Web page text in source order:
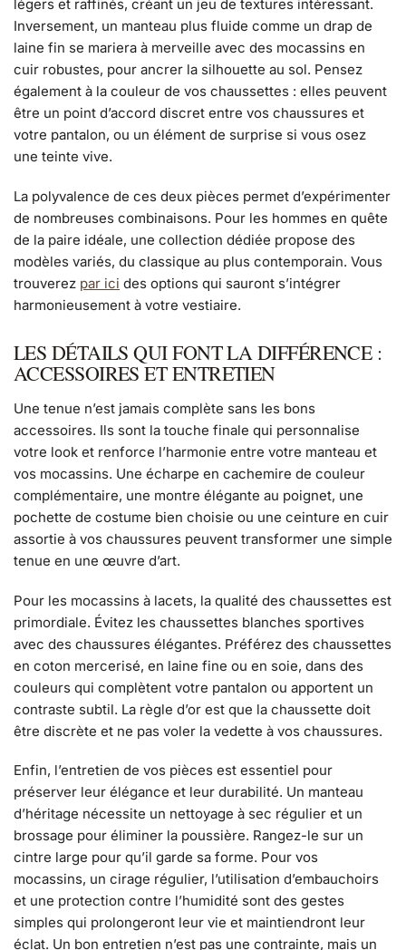
légers et raffinés, créant un jeu de textures intéressant.
Inversement, un manteau plus fluide comme un drap de
laine fin se mariera à merveille avec des mocassins en
cuir robustes, pour ancrer la silhouette au sol. Pensez
également à la couleur de vos chaussettes : elles peuvent
être un point d’accord discret entre vos chaussures et
votre pantalon, ou un élément de surprise si vous osez
une teinte vive.
La polyvalence de ces deux pièces permet d’expérimenter
de nombreuses combinaisons. Pour les hommes en quête
de la paire idéale, une collection dédiée propose des
modèles variés, du classique au plus contemporain. Vous
trouverez par ici des options qui sauront s’intégrer
harmonieusement à votre vestiaire.
LES DÉTAILS QUI FONT LA DIFFÉRENCE :
ACCESSOIRES ET ENTRETIEN
Une tenue n’est jamais complète sans les bons
accessoires. Ils sont la touche finale qui personnalise
votre look et renforce l’harmonie entre votre manteau et
vos mocassins. Une écharpe en cachemire de couleur
complémentaire, une montre élégante au poignet, une
pochette de costume bien choisie ou une ceinture en cuir
assortie à vos chaussures peuvent transformer une simple
tenue en une œuvre d’art.
Pour les mocassins à lacets, la qualité des chaussettes est
primordiale. Évitez les chaussettes blanches sportives
avec des chaussures élégantes. Préférez des chaussettes
en coton mercerisé, en laine fine ou en soie, dans des
couleurs qui complètent votre pantalon ou apportent un
contraste subtil. La règle d’or est que la chaussette doit
être discrète et ne pas voler la vedette à vos chaussures.
Enfin, l’entretien de vos pièces est essentiel pour
préserver leur élégance et leur durabilité. Un manteau
d’héritage nécessite un nettoyage à sec régulier et un
brossage pour éliminer la poussière. Rangez-le sur un
cintre large pour qu’il garde sa forme. Pour vos
mocassins, un cirage régulier, l’utilisation d’embauchoirs
et une protection contre l’humidité sont des gestes
simples qui prolongeront leur vie et maintiendront leur
éclat. Un bon entretien n’est pas une contrainte, mais un